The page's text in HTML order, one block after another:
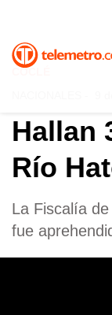
COCLÉ
Hallan
Río
La Fiscalía
fue